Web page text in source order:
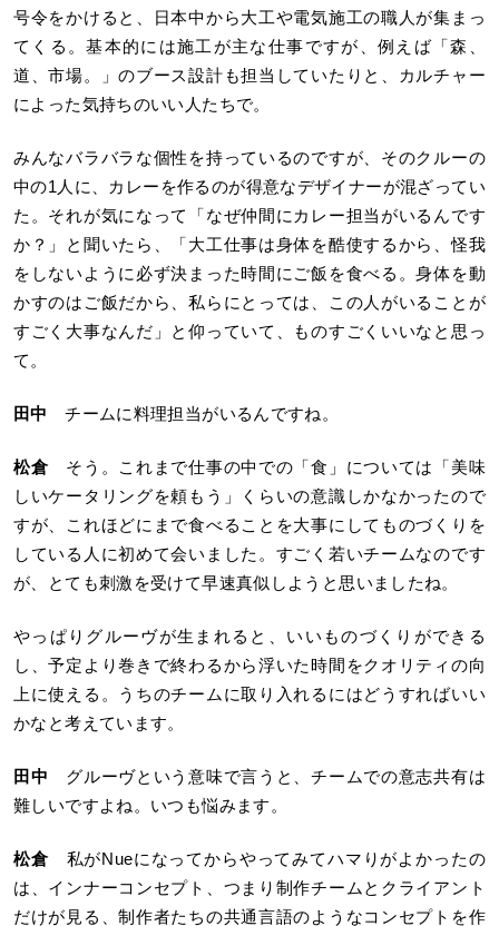
号令をかけると、日本中から大工や電気施工の職人が集まっ
てくる。基本的には施工が主な仕事ですが、例えば「森、
道、市場。」のブース設計も担当していたりと、カルチャー
によった気持ちのいい人たちで。
みんなバラバラな個性を持っているのですが、そのクルーの
中の1人に、カレーを作るのが得意なデザイナーが混ざってい
た。それが気になって「なぜ仲間にカレー担当がいるんです
か？」と聞いたら、「大工仕事は身体を酷使するから、怪我
をしないように必ず決まった時間にご飯を食べる。身体を動
かすのはご飯だから、私らにとっては、この人がいることが
すごく大事なんだ」と仰っていて、ものすごくいいなと思っ
て。
田中 チームに料理担当がいるんですね。
松倉そう。これまで仕事の中での「食」については「美味
しいケータリングを頼もう」くらいの意識しかなかったので
すが、これほどにまで食べることを大事にしてものづくりを
している人に初めて会いました。すごく若いチームなのです
が、とても刺激を受けて早速真似しようと思いましたね。
やっぱりグルーヴが生まれると、いいものづくりができる
し、予定より巻きで終わるから浮いた時間をクオリティの向
上に使える。うちのチームに取り入れるにはどうすればいい
かなと考えています。
田中 グルーヴという意味で言うと、チームでの意志共有は
難しいですよね。いつも悩みます。
松倉私がNueになってからやってみてハマりがよかったの
は、インナーコンセプト、つまり制作チームとクライアント
だけが見る、制作者たちの共通言語のようなコンセプトを作